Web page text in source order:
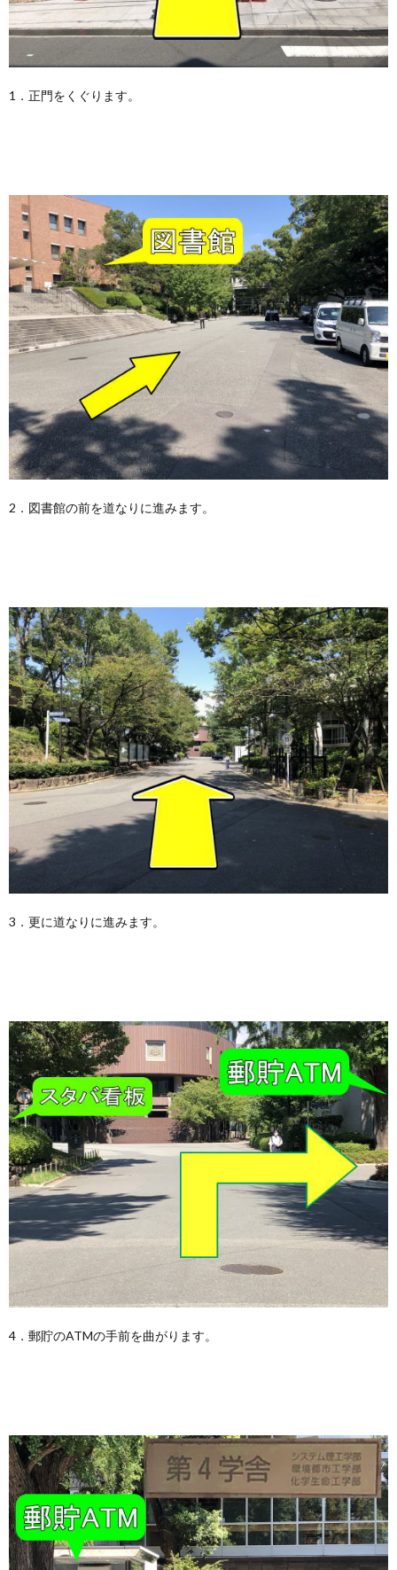
1．正門をくぐります。
2．図書館の前を道なりに進みます。
3．更に道なりに進みます。
4．郵貯のATMの手前を曲がります。